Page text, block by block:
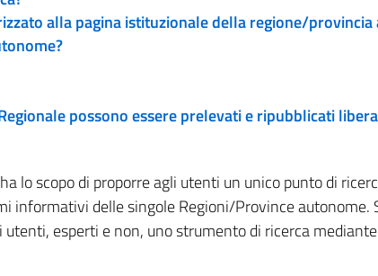
alla pagina istituzionale della regione/provincia
possono essere prelevati e ripubblicati
lo scopo di proporre agli utenti un unico punto di
informativi delle singole Regioni/Province
esperti e non, uno strumento di ricerca